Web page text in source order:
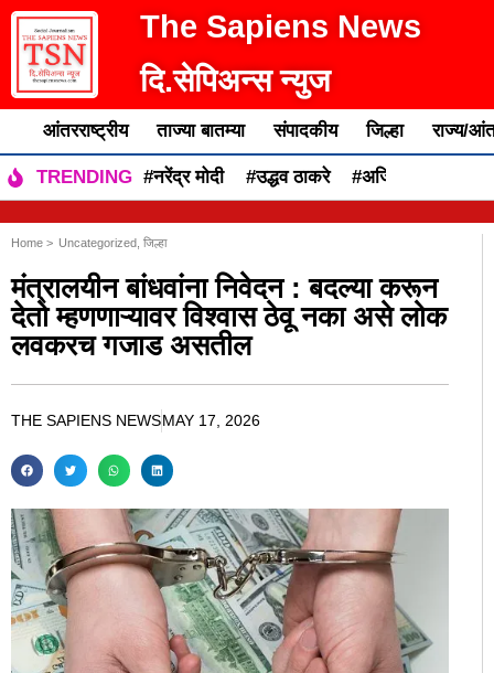
The Sapiens News
दि.सेपिअन्स न्युज
आंतरराष्ट्रीय ताज्या बातम्या संपादकीय जिल्हा राज्य/
TRENDING #नरेंद्र मोदी #उद्धव ठाकरे #अजित पवार
Home > Uncategorized जिल्हा
मंत्रालयीन बांधवांना निवेदन : बदल्या करून
देतो म्हणणाऱ्यावर विश्वास ठेवू नका असे लोक
लवकरच गजाड असतील
THE SAPIENS NEWSMAY 17, 2026